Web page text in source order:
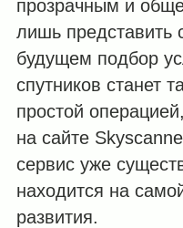
прозрачным и
лишь представить
будущем подбор
спутников станет
простой
на сайте
сервис уже
находится на
развития.